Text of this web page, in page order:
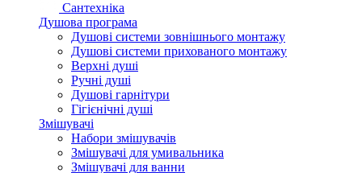
Сантехніка
Душова програма
Душові системи зовнішнього монтажу
Душові системи прихованого монтажу
Верхні душі
Ручні душі
Душові гарнітури
Гігієнічні душі
Змішувачі
Набори змішувачів
Змішувачі для умивальника
Змішувачі для ванни